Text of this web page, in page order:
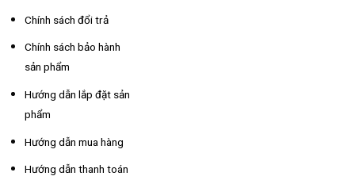
Chính sách đổi trả
Chính sách bảo hành
sản phẩm
Hướng dẫn lắp đặt sản
phẩm
Hướng dẫn mua hàng
Hướng dẫn thanh toán